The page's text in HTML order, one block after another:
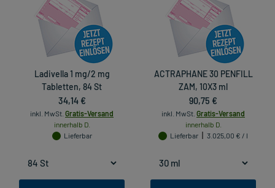
Ladivella 1 mg/2 mg
Tabletten, 84 St
34,14 €
inkl. MwSt. Gratis-Versand
innerhalb D.
Lieferbar
ACTRAPHANE 30 PENFILL
ZAM, 10X3 ml
90,75 €
inkl. MwSt. Gratis-Versand
innerhalb D.
Lieferbar
3.025,00 € / l